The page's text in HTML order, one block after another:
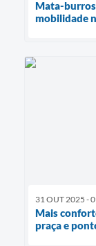
Mata-
mobilidade
31 OUT 2025 -
Mais
praça e